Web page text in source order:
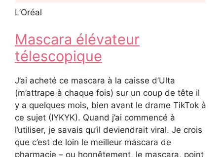
L’Oréal
Mascara élévateur
télescopique
J’ai acheté ce mascara à la caisse d’Ulta
(m’attrape à chaque fois) sur un coup de tête il
y a quelques mois, bien avant le drame TikTok à
ce sujet (IYKYK). Quand j’ai commencé à
l’utiliser, je savais qu’il deviendrait viral. Je crois
que c’est de loin le meilleur mascara de
pharmacie – ou honnêtement, le mascara, point